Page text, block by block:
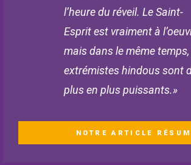
l’heure du réveil. Le Saint-
Esprit est vraiment à
mais dans le même
extrémistes hindous sont
plus en plus puissants.»
NOTRE ARTICLE